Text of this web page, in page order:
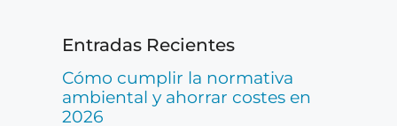
Entradas Recientes
Cómo cumplir la normativa
ambiental y ahorrar costes en
2026